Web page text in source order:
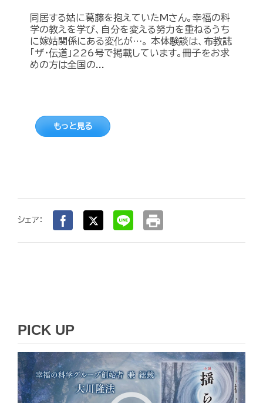
同居する姑に葛藤を抱えていたMさん。幸福の科
学の教えを学び、自分を変える努力を重ねるうち
に嫁姑関係にある変化が…。 本体験談は、布教誌
「ザ・伝道」226号で掲載しています。冊子をお求
めの方は全国の...
もっと見る
シェア： print
PICK UP